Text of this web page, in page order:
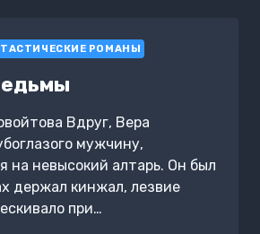
РОМАНЫ
Вдруг, Вера
мужчину,
на невысокий алтарь. Он был
держал кинжал, лезвие
при…